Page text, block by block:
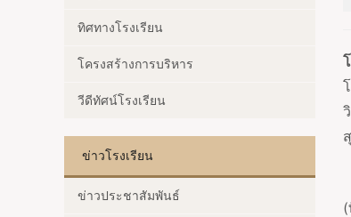
ทิศทางโรงเรียน
โครงสร้างการบริหาร
วีดีทัศน์โรงเรียน
ข่าวโรงเรียน
ข่าวประชาสัมพันธ์